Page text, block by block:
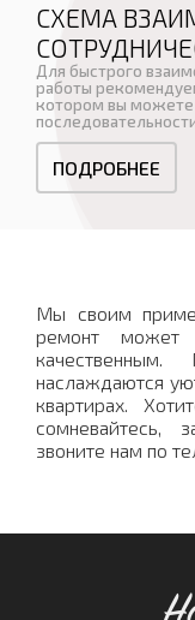
СХЕМА
Для быстрого
работы
котором вы можете
ПОДРОБНЕЕ
Мы своим
ремонт
наслаждаются
квартирах.
сомневайтесь,
звоните нам по